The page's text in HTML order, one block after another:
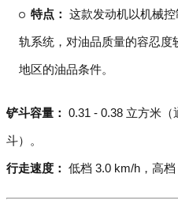
特点： 这款发动机以机械
轨系统，对油品质量的容忍
地区的油品条件。
铲斗容量： 0.31 - 0.38 立方米
斗）。
行走速度： 低档 3.0 km/h，高档